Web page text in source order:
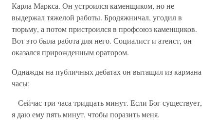
Карла Маркса. Он устроился каменщиком, но не
выдержал тяжелой работы. Бродяжничал, угодил в
тюрьму, а потом пристроился в профсоюз каменщиков.
Вот это была работа для него. Социалист и атеист, он
оказался прирожденным оратором.
Однажды на публичных дебатах он вытащил из кармана
часы:
– Сейчас три часа тридцать минут. Если Бог существует,
я даю ему пять минут, чтобы поразить меня.